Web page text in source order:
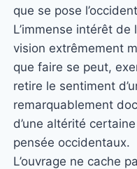
que se pose
L’immense intérêt de
vision extrêmement
que faire se peut,
retire le sentiment
remarquablement
d’une altérité
pensée occidentaux.
L’ouvrage ne cache